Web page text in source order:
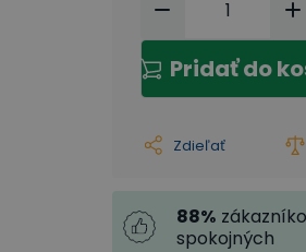
Pridať do
Zdieľať
88%
spokojných